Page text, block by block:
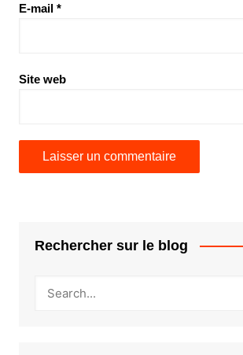
E-mail *
Site web
Rechercher sur le blog